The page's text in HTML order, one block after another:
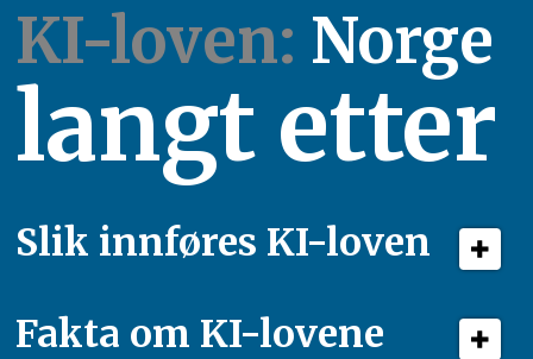
KI-loven: Norge
langt etter
Slik innføres KI-loven
Fakta om KI-lovene